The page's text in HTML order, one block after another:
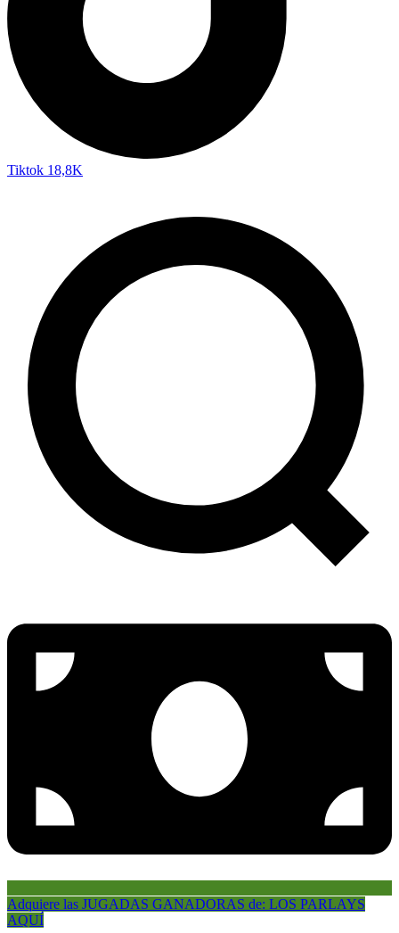
Tiktok 18,8K
Adquiere las JUGADAS GANADORAS de: LOS PARLAYS
AQUÍ